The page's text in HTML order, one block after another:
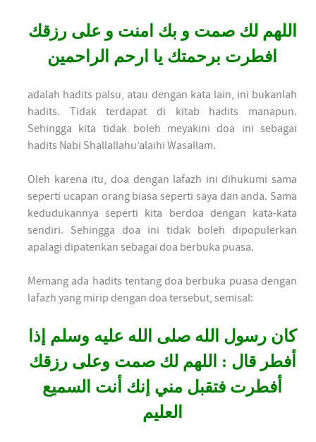
اللهم لك صمت و بك امنت و على رزقك
افطرت برحمتك يا ارحم الراحمين
adalah hadits palsu, atau dengan kata lain, ini bukanlah
hadits. Tidak terdapat di kitab hadits manapun.
Sehingga kita tidak boleh meyakini doa ini sebagai
hadits Nabi Shallallahu’alaihi Wasallam.
Oleh karena itu, doa dengan lafazh ini dihukumi sama
seperti ucapan orang biasa seperti saya dan anda. Sama
kedudukannya seperti kita berdoa dengan kata-kata
sendiri. Sehingga doa ini tidak boleh dipopulerkan
apalagi dipatenkan sebagai doa berbuka puasa.
Memang ada hadits tentang doa berbuka puasa dengan
lafazh yang mirip dengan doa tersebut, semisal:
كان رسول الله صلى الله عليه وسلم إذا
أفطر قال : اللهم لك صمت وعلى رزقك
أفطرت فتقبل مني إنك أنت السميع
العليم